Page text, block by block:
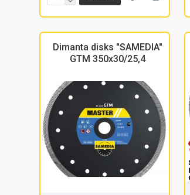
Dimanta disks "SAMEDIA"
GTM 350x30/25,4